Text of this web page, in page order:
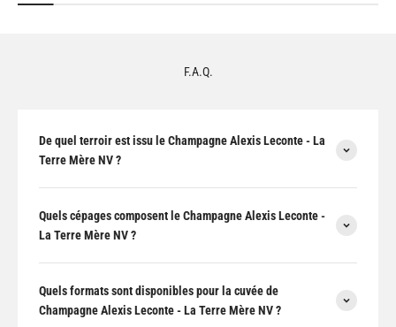
F.A.Q.
De quel terroir est issu le Champagne Alexis Leconte - La
Terre Mère NV ?
Quels cépages composent le Champagne Alexis Leconte -
La Terre Mère NV ?
Quels formats sont disponibles pour la cuvée de
Champagne Alexis Leconte - La Terre Mère NV ?